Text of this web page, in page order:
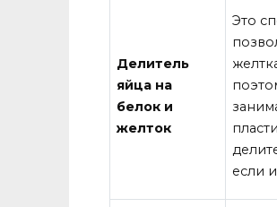
Делитель
яйца на
белок и
желток
Это
если